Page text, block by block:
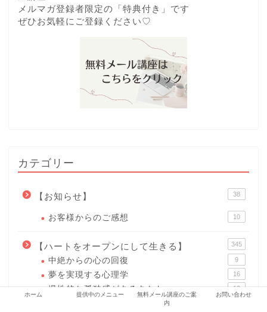
メルマガ登録者限定の「特典付き」です
ぜひお気軽にご登録ください♡
カテゴリー
【お知らせ】 38
お客様からのご感想 10
【ハートをオープンにして生きる】 345
中絶からの心の回復 9
夢を実現する心理学 16
慢性的な孤独感があるあなたへ 13
ホーム 提供中のメニュー
無料メール講座のご案
内
お問い合わせ